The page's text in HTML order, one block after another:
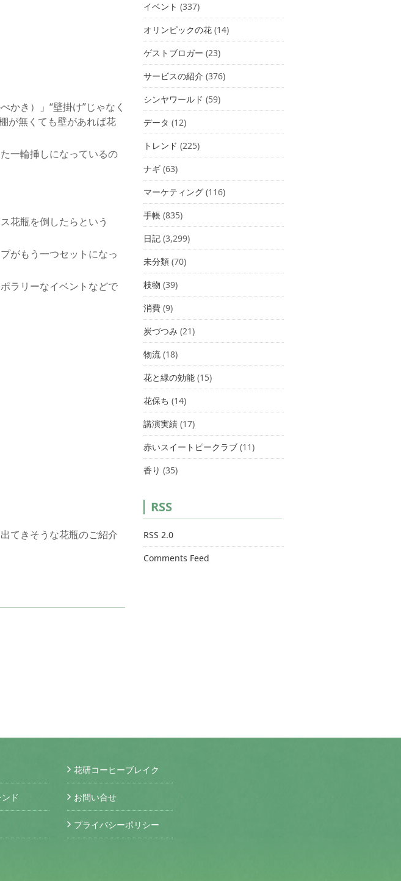
かき）」“壁掛け”じゃなく
が無くても壁があれば花
一輪挿しになっているの
花瓶を倒したらという
がもう一つセットになっ
ラリーなイベントなどで
てきそうな花瓶のご紹介
イベント (337)
オリンピックの花 (14)
ゲストブロガー (23)
サービスの紹介 (376)
シンヤワールド (59)
データ (12)
トレンド (225)
ナギ (63)
マーケティング (116)
手帳 (835)
日記 (3,299)
未分類 (70)
枝物 (39)
消費 (9)
炭づつみ (21)
物流 (18)
花と緑の効能 (15)
花保ち (14)
講演実績 (17)
赤いスイートピークラブ (11)
香り (35)
RSS
RSS 2.0
Comments Feed
ド
花研コーヒーブレイク
お問い合せ
プライバシーポリシー